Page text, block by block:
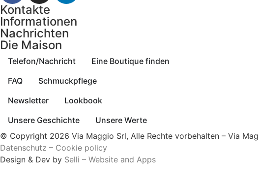
Kontakte
Informationen
Nachrichten
Die Maison
Telefon/Nachricht
Eine Boutique finden
FAQ
Schmuckpflege
Newsletter
Lookbook
Unsere Geschichte
Unsere Werte
© Copyright 2026 Via Maggio Srl, Alle Rechte vorbehalten – Via
Datenschutz – Cookie policy
Design & Dev by Selli – Website and Apps